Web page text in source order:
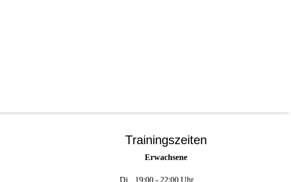
Trainingszeiten
Erwachsene
Di
19:00 - 22:00 Uhr